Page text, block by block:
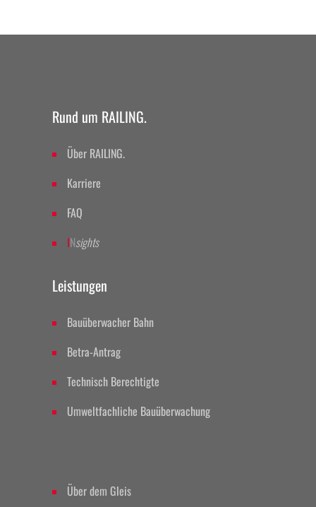
Rund um RAILING.
Über RAILING.
Karriere
FAQ
INsights
Leistungen
Bauüberwacher Bahn
Betra-Antrag
Technisch Berechtigte
Umweltfachliche Bauüberwachung
Über dem Gleis